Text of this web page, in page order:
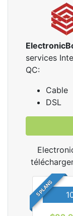
services
QC:
Cable
DSL
5 PLANS